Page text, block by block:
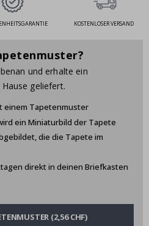
KOSTENLOSER VERSAND
und erhalte ein
geliefert.
einem Tapetenmuster
ein Miniaturbild der Tapete
die die Tapete im
direkt in deinen Briefkasten
KAUFE TAPETENMUSTER (2,56 CHF)